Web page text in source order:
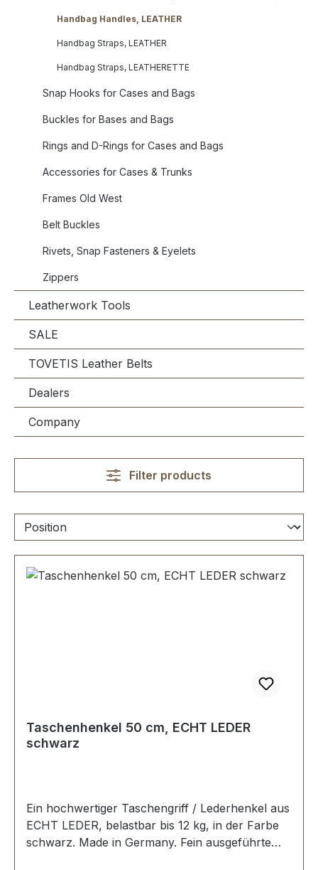
Handbag Handles, LEATHER
Handbag Straps, LEATHER
Handbag Straps, LEATHERETTE
Snap Hooks for Cases and Bags
Buckles for Bases and Bags
Rings and D-Rings for Cases and Bags
Accessories for Cases & Trunks
Frames Old West
Belt Buckles
Rivets, Snap Fasteners & Eyelets
Zippers
Leatherwork Tools
SALE
TOVETIS Leather Belts
Dealers
Company
Filter products
Taschenhenkel 50 cm, ECHT LEDER
schwarz
Ein hochwertiger Taschengriff / Lederhenkel aus
ECHT LEDER, belastbar bis 12 kg, in der Farbe
schwarz. Made in Germany. Fein ausgeführte